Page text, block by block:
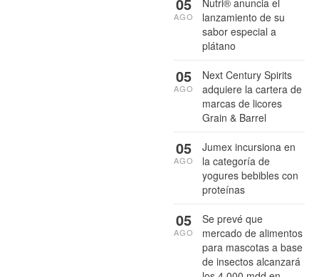
lanzamiento de su
sabor especial a
plátano
AGO
Next Century Spirits
adquiere la cartera de
marcas de licores
Grain & Barrel
05
AGO
Jumex incursiona en
la categoría de
yogures bebibles con
proteínas
05
AGO
Se prevé que
mercado de alimentos
para mascotas a base
de insectos alcanzará
05
AGO